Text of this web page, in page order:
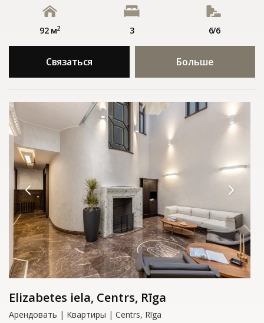
92 м2 3 6/6
Связаться Больше
Elizabetes iela, Centrs, Rīga
Арендовать | Kвартиры | Centrs, Rīga